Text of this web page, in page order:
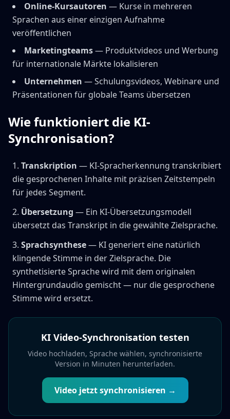
Online-Kursautoren — Kurse in mehreren
Sprachen aus einer einzigen Aufnahme
veröffentlichen
Marketingteams— Produktvideos und Werbung
für internationale Märkte lokalisieren
Unternehmen — Schulungsvideos, Webinare und
Präsentationen für globale Teams übersetzen
Wie funktioniert die KI-
Synchronisation?
Transkription — KI-Spracherkennung transkribiert
die gesprochenen Inhalte mit präzisen Zeitstempeln
für jedes Segment.
Übersetzung — Ein KI-Übersetzungsmodell
übersetzt das Transkript in die gewählte Zielsprache.
Sprachsynthese— KI generiert eine natürlich
klingende Stimme in der Zielsprache. Die
synthetisierte Sprache wird mit dem originalen
Hintergrundaudio gemischt — nur die gesprochene
Stimme wird ersetzt.
KI Video-Synchronisation testen
Video hochladen, Sprache wählen, synchronisierte
Version in Minuten herunterladen.
Video jetzt synchronisieren →